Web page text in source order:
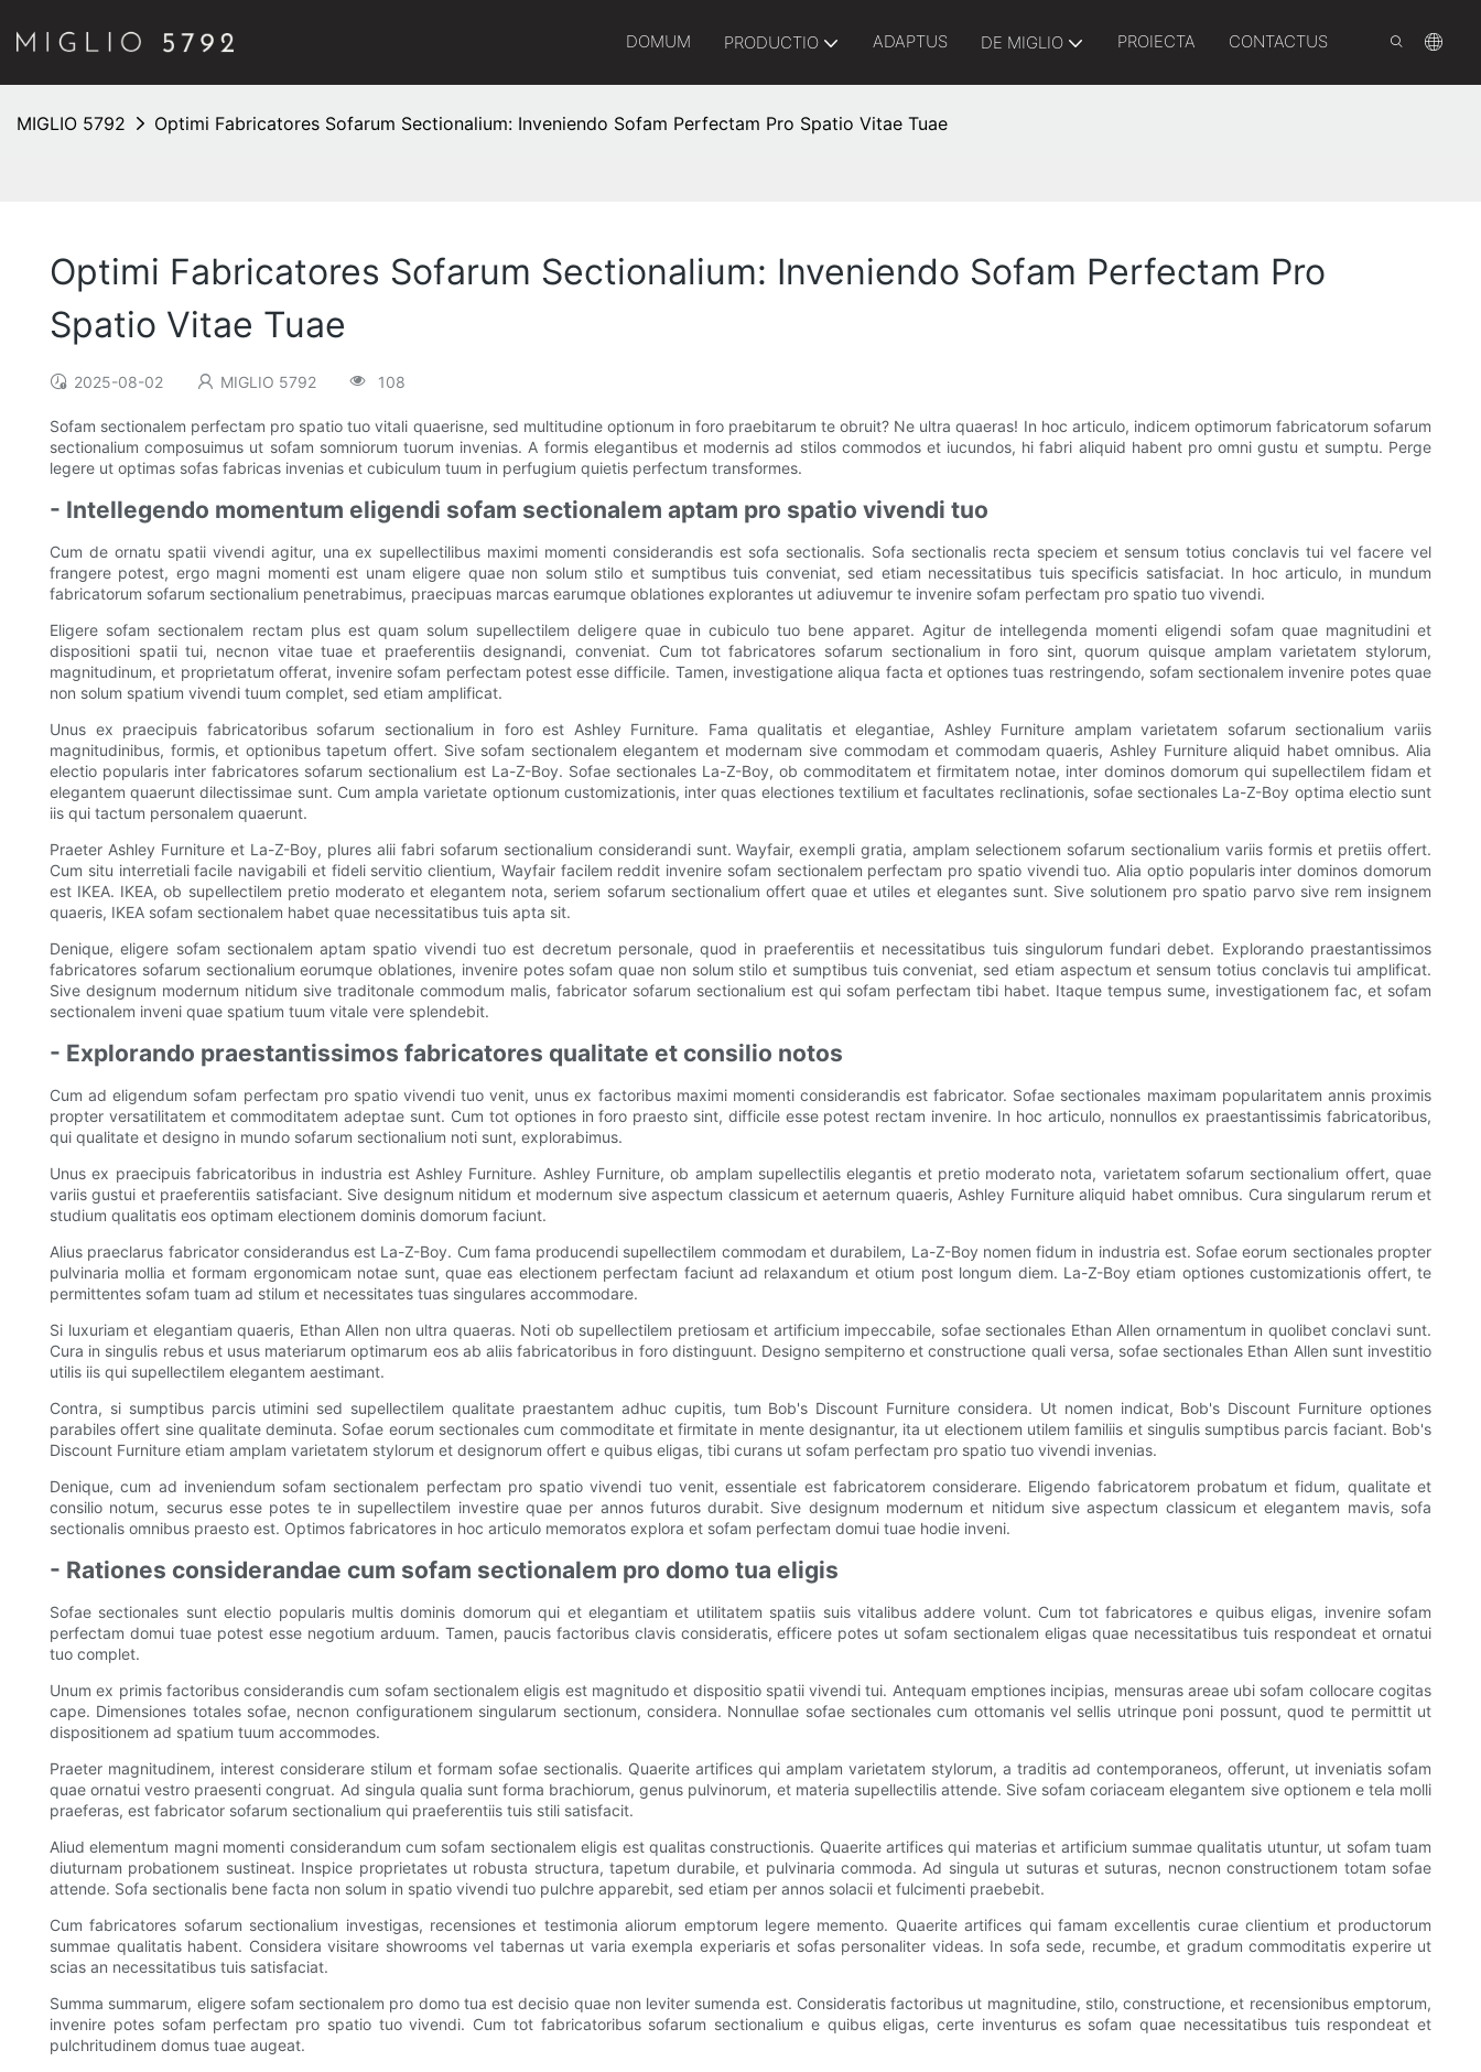
DOMUM PRODUCTIO ADAPTUS DE MIGLIO PROIECTA CONTACTUS
MIGLIO 5792 Optimi Fabricatores Sofarum Sectionalium: Inveniendo Sofam Perfectam Pro Spatio Vitae Tuae
Optimi Fabricatores Sofarum Sectionalium: Inveniendo Sofam Perfectam Pro
Spatio Vitae Tuae
2025-08-02 MIGLIO 5792 108
Sofam sectionalem perfectam pro spatio tuo vitali quaerisne, sed multitudine optionum in foro praebitarum te obruit? Ne ultra quaeras! In hoc articulo, indicem optimorum fabricatorum sofarum
sectionalium composuimus ut sofam somniorum tuorum invenias. A formis elegantibus et modernis ad stilos commodos et iucundos, hi fabri aliquid habent pro omni gustu et sumptu. Perge
legere ut optimas sofas fabricas invenias et cubiculum tuum in perfugium quietis perfectum transformes.
- Intellegendo momentum eligendi sofam sectionalem aptam pro spatio vivendi tuo
Cum de ornatu spatii vivendi agitur, una ex supellectilibus maximi momenti considerandis est sofa sectionalis. Sofa sectionalis recta speciem et sensum totius conclavis tui vel facere vel
frangere potest, ergo magni momenti est unam eligere quae non solum stilo et sumptibus tuis conveniat, sed etiam necessitatibus tuis specificis satisfaciat. In hoc articulo, in mundum
fabricatorum sofarum sectionalium penetrabimus, praecipuas marcas earumque oblationes explorantes ut adiuvemur te invenire sofam perfectam pro spatio tuo vivendi.
Eligere sofam sectionalem rectam plus est quam solum supellectilem deligere quae in cubiculo tuo bene apparet. Agitur de intellegenda momenti eligendi sofam quae magnitudini et
dispositioni spatii tui, necnon vitae tuae et praeferentiis designandi, conveniat. Cum tot fabricatores sofarum sectionalium in foro sint, quorum quisque amplam varietatem stylorum,
magnitudinum, et proprietatum offerat, invenire sofam perfectam potest esse difficile. Tamen, investigatione aliqua facta et optiones tuas restringendo, sofam sectionalem invenire potes quae
non solum spatium vivendi tuum complet, sed etiam amplificat.
Unus ex praecipuis fabricatoribus sofarum sectionalium in foro est Ashley Furniture. Fama qualitatis et elegantiae, Ashley Furniture amplam varietatem sofarum sectionalium variis
magnitudinibus, formis, et optionibus tapetum offert. Sive sofam sectionalem elegantem et modernam sive commodam et commodam quaeris, Ashley Furniture aliquid habet omnibus. Alia
electio popularis inter fabricatores sofarum sectionalium est La-Z-Boy. Sofae sectionales La-Z-Boy, ob commoditatem et firmitatem notae, inter dominos domorum qui supellectilem fidam et
elegantem quaerunt dilectissimae sunt. Cum ampla varietate optionum customizationis, inter quas electiones textilium et facultates reclinationis, sofae sectionales La-Z-Boy optima electio sunt
iis qui tactum personalem quaerunt.
Praeter Ashley Furniture et La-Z-Boy, plures alii fabri sofarum sectionalium considerandi sunt. Wayfair, exempli gratia, amplam selectionem sofarum sectionalium variis formis et pretiis offert.
Cum situ interretiali facile navigabili et fideli servitio clientium, Wayfair facilem reddit invenire sofam sectionalem perfectam pro spatio vivendi tuo. Alia optio popularis inter dominos domorum
est IKEA. IKEA, ob supellectilem pretio moderato et elegantem nota, seriem sofarum sectionalium offert quae et utiles et elegantes sunt. Sive solutionem pro spatio parvo sive rem insignem
quaeris, IKEA sofam sectionalem habet quae necessitatibus tuis apta sit.
Denique, eligere sofam sectionalem aptam spatio vivendi tuo est decretum personale, quod in praeferentiis et necessitatibus tuis singulorum fundari debet. Explorando praestantissimos
fabricatores sofarum sectionalium eorumque oblationes, invenire potes sofam quae non solum stilo et sumptibus tuis conveniat, sed etiam aspectum et sensum totius conclavis tui amplificat.
Sive designum modernum nitidum sive traditonale commodum malis, fabricator sofarum sectionalium est qui sofam perfectam tibi habet. Itaque tempus sume, investigationem fac, et sofam
sectionalem inveni quae spatium tuum vitale vere splendebit.
- Explorando praestantissimos fabricatores qualitate et consilio notos
Cum ad eligendum sofam perfectam pro spatio vivendi tuo venit, unus ex factoribus maximi momenti considerandis est fabricator. Sofae sectionales maximam popularitatem annis proximis
propter versatilitatem et commoditatem adeptae sunt. Cum tot optiones in foro praesto sint, difficile esse potest rectam invenire. In hoc articulo, nonnullos ex praestantissimis fabricatoribus,
qui qualitate et designo in mundo sofarum sectionalium noti sunt, explorabimus.
Unus ex praecipuis fabricatoribus in industria est Ashley Furniture. Ashley Furniture, ob amplam supellectilis elegantis et pretio moderato nota, varietatem sofarum sectionalium offert, quae
variis gustui et praeferentiis satisfaciant. Sive designum nitidum et modernum sive aspectum classicum et aeternum quaeris, Ashley Furniture aliquid habet omnibus. Cura singularum rerum et
studium qualitatis eos optimam electionem dominis domorum faciunt.
Alius praeclarus fabricator considerandus est La-Z-Boy. Cum fama producendi supellectilem commodam et durabilem, La-Z-Boy nomen fidum in industria est. Sofae eorum sectionales propter
pulvinaria mollia et formam ergonomicam notae sunt, quae eas electionem perfectam faciunt ad relaxandum et otium post longum diem. La-Z-Boy etiam optiones customizationis offert, te
permittentes sofam tuam ad stilum et necessitates tuas singulares accommodare.
Si luxuriam et elegantiam quaeris, Ethan Allen non ultra quaeras. Noti ob supellectilem pretiosam et artificium impeccabile, sofae sectionales Ethan Allen ornamentum in quolibet conclavi sunt.
Cura in singulis rebus et usus materiarum optimarum eos ab aliis fabricatoribus in foro distinguunt. Designo sempiterno et constructione quali versa, sofae sectionales Ethan Allen sunt investitio
utilis iis qui supellectilem elegantem aestimant.
Contra, si sumptibus parcis utimini sed supellectilem qualitate praestantem adhuc cupitis, tum Bob's Discount Furniture considera. Ut nomen indicat, Bob's Discount Furniture optiones
parabiles offert sine qualitate deminuta. Sofae eorum sectionales cum commoditate et firmitate in mente designantur, ita ut electionem utilem familiis et singulis sumptibus parcis faciant. Bob's
Discount Furniture etiam amplam varietatem stylorum et designorum offert e quibus eligas, tibi curans ut sofam perfectam pro spatio tuo vivendi invenias.
Denique, cum ad inveniendum sofam sectionalem perfectam pro spatio vivendi tuo venit, essentiale est fabricatorem considerare. Eligendo fabricatorem probatum et fidum, qualitate et
consilio notum, securus esse potes te in supellectilem investire quae per annos futuros durabit. Sive designum modernum et nitidum sive aspectum classicum et elegantem mavis, sofa
sectionalis omnibus praesto est. Optimos fabricatores in hoc articulo memoratos explora et sofam perfectam domui tuae hodie inveni.
- Rationes considerandae cum sofam sectionalem pro domo tua eligis
Sofae sectionales sunt electio popularis multis dominis domorum qui et elegantiam et utilitatem spatiis suis vitalibus addere volunt. Cum tot fabricatores e quibus eligas, invenire sofam
perfectam domui tuae potest esse negotium arduum. Tamen, paucis factoribus clavis consideratis, efficere potes ut sofam sectionalem eligas quae necessitatibus tuis respondeat et ornatui
tuo complet.
Unum ex primis factoribus considerandis cum sofam sectionalem eligis est magnitudo et dispositio spatii vivendi tui. Antequam emptiones incipias, mensuras areae ubi sofam collocare cogitas
cape. Dimensiones totales sofae, necnon configurationem singularum sectionum, considera. Nonnullae sofae sectionales cum ottomanis vel sellis utrinque poni possunt, quod te permittit ut
dispositionem ad spatium tuum accommodes.
Praeter magnitudinem, interest considerare stilum et formam sofae sectionalis. Quaerite artifices qui amplam varietatem stylorum, a traditis ad contemporaneos, offerunt, ut inveniatis sofam
quae ornatui vestro praesenti congruat. Ad singula qualia sunt forma brachiorum, genus pulvinorum, et materia supellectilis attende. Sive sofam coriaceam elegantem sive optionem e tela molli
praeferas, est fabricator sofarum sectionalium qui praeferentiis tuis stili satisfacit.
Aliud elementum magni momenti considerandum cum sofam sectionalem eligis est qualitas constructionis. Quaerite artifices qui materias et artificium summae qualitatis utuntur, ut sofam tuam
diuturnam probationem sustineat. Inspice proprietates ut robusta structura, tapetum durabile, et pulvinaria commoda. Ad singula ut suturas et suturas, necnon constructionem totam sofae
attende. Sofa sectionalis bene facta non solum in spatio vivendi tuo pulchre apparebit, sed etiam per annos solacii et fulcimenti praebebit.
Cum fabricatores sofarum sectionalium investigas, recensiones et testimonia aliorum emptorum legere memento. Quaerite artifices qui famam excellentis curae clientium et productorum
summae qualitatis habent. Considera visitare showrooms vel tabernas ut varia exempla experiaris et sofas personaliter videas. In sofa sede, recumbe, et gradum commoditatis experire ut
scias an necessitatibus tuis satisfaciat.
Summa summarum, eligere sofam sectionalem pro domo tua est decisio quae non leviter sumenda est. Consideratis factoribus ut magnitudine, stilo, constructione, et recensionibus emptorum,
invenire potes sofam perfectam pro spatio tuo vivendi. Cum tot fabricatoribus sofarum sectionalium e quibus eligas, certe inventurus es sofam quae necessitatibus tuis respondeat et
pulchritudinem domus tuae augeat.